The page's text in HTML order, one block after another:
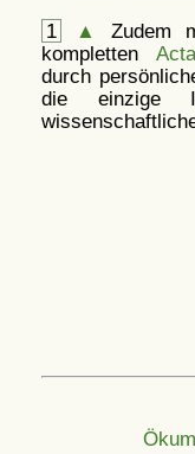
1 ▲
Zudem
kompletten
durch
die einzige